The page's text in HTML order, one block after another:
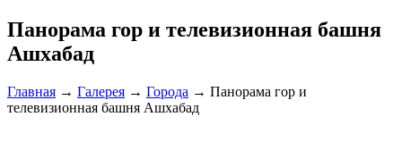
Панорама гор и телевизионная башня
Ашхабад
Главная → Галерея → Города → Панорама гор и
телевизионная башня Ашхабад